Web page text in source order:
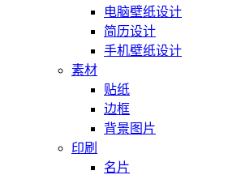
电脑壁纸设计
简历设计
手机壁纸设计
素材
贴纸
边框
背景图片
印刷
名片